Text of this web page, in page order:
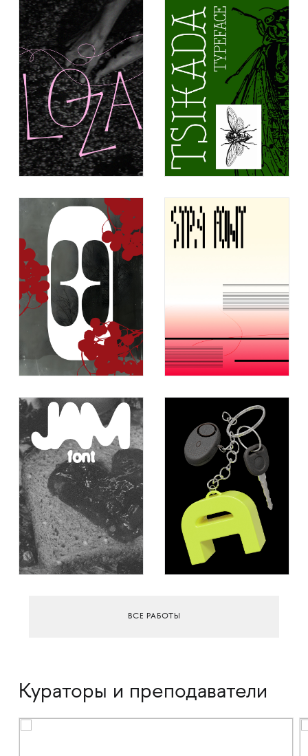
ВСЕ РАБОТЫ
Кураторы и преподаватели